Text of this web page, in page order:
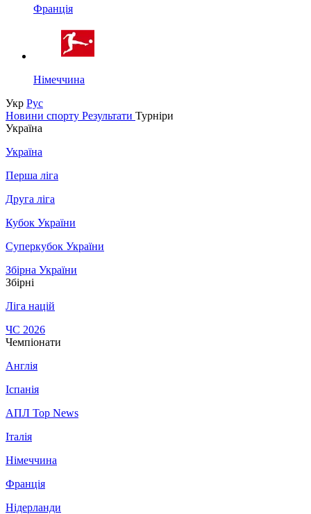
Франція
Німеччина
Укр Рус
Новини спорту Результати Турніри
Україна
Україна
Перша ліга
Друга ліга
Кубок України
Суперкубок України
Збірна України
Збірні
Ліга націй
ЧС 2026
Чемпіонати
Англія
Іспанія
АПЛ Top News
Італія
Німеччина
Франція
Нідерланди